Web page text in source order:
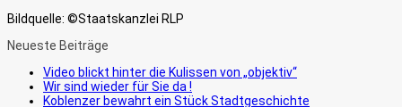
Bildquelle: ©Staatskanzlei RLP
Neueste Beiträge
Video blickt hinter die Kulissen von „objektiv“
Wir sind wieder für Sie da !
Koblenzer bewahrt ein Stück Stadtgeschichte